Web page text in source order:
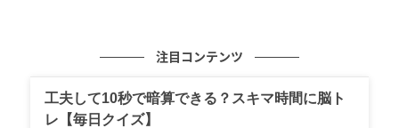
注目コンテンツ
工夫して10秒で暗算できる？スキマ時間に脳ト
レ【毎日クイズ】